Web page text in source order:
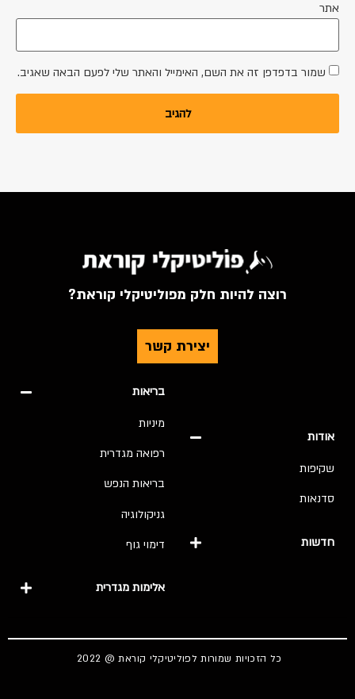
אתר
שמור בדפדפן זה את השם, האימייל והאתר שלי לפעם הבאה שאגיב.
רוצה להיות חלק מפוליטיקלי קוראת?
יצירת קשר
אודות
שקיפות
סדנאות
חדשות
בריאות
מיניות
רפואה מגדרית
בריאות הנפש
גניקולוגיה
דימוי גוף
אלימות מגדרית
כל הזכויות שמורות לפוליטיקלי קוראת @ 2022